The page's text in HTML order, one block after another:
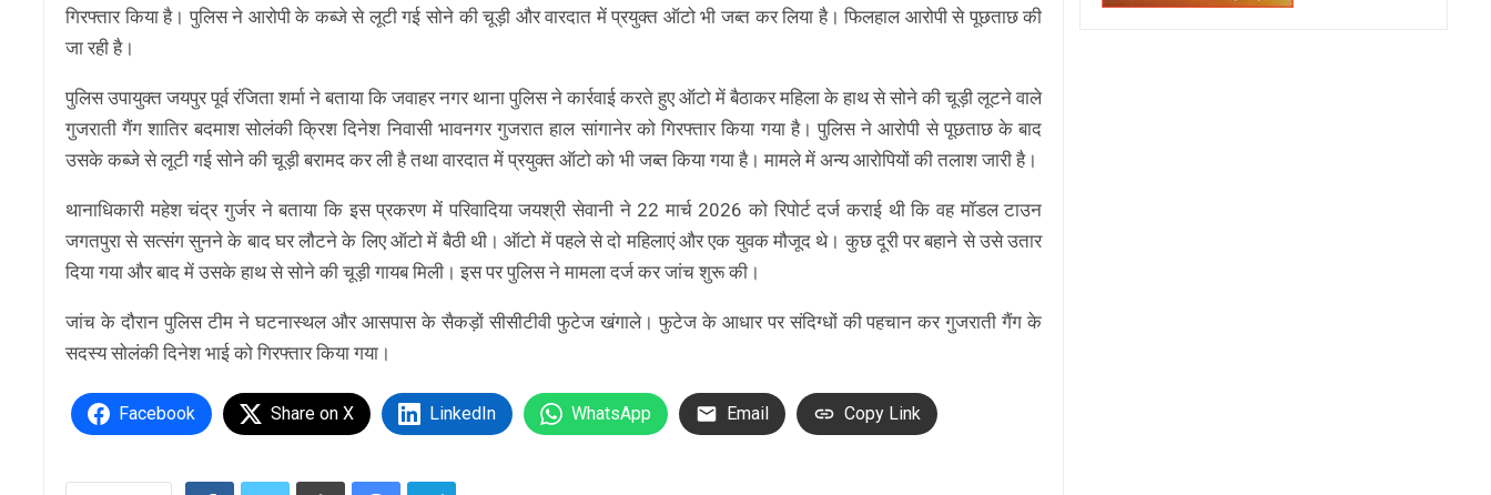
गिरफ्तार किया है। पुलिस ने आरोपी के कब्जे से लूटी गई सोने की चूड़ी और वारदात में प्रयुक्त ऑटो भी जब्त कर लिया है। फिलहाल आरोपी से पूछताछ की
जा रही है।
पुलिस उपायुक्त जयपुर पूर्व रंजिता शर्मा ने बताया कि जवाहर नगर थाना पुलिस ने कार्रवाई करते हुए ऑटो में बैठाकर महिला के हाथ से सोने की चूड़ी लूटने वाले
गुजराती गैंग शातिर बदमाश सोलंकी क्रिश दिनेश निवासी भावनगर गुजरात हाल सांगानेर को गिरफ्तार किया गया है। पुलिस ने आरोपी से पूछताछ के बाद
उसके कब्जे से लूटी गई सोने की चूड़ी बरामद कर ली है तथा वारदात में प्रयुक्त ऑटो को भी जब्त किया गया है। मामले में अन्य आरोपियों की तलाश जारी है।
थानाधिकारी महेश चंद्र गुर्जर ने बताया कि इस प्रकरण में परिवादिया जयश्री सेवानी ने 22 मार्च 2026 को रिपोर्ट दर्ज कराई थी कि वह मॉडल टाउन
जगतपुरा से सत्संग सुनने के बाद घर लौटने के लिए ऑटो में बैठी थी। ऑटो में पहले से दो महिलाएं और एक युवक मौजूद थे। कुछ दूरी पर बहाने से उसे उतार
दिया गया और बाद में उसके हाथ से सोने की चूड़ी गायब मिली। इस पर पुलिस ने मामला दर्ज कर जांच शुरू की।
जांच के दौरान पुलिस टीम ने घटनास्थल और आसपास के सैकड़ों सीसीटीवी फुटेज खंगाले। फुटेज के आधार पर संदिग्धों की पहचान कर गुजराती गैंग के
सदस्य सोलंकी दिनेश भाई को गिरफ्तार किया गया।
Facebook Share on X LinkedIn WhatsApp Email Copy Link